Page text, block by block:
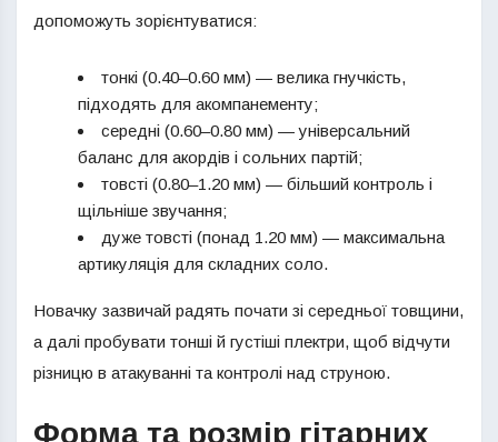
допоможуть зорієнтуватися:
тонкі (0.40–0.60 мм) — велика гнучкість,
підходять для акомпанементу;
середні (0.60–0.80 мм) — універсальний
баланс для акордів і сольних партій;
товсті (0.80–1.20 мм) — більший контроль і
щільніше звучання;
дуже товсті (понад 1.20 мм) — максимальна
артикуляція для складних соло.
Новачку зазвичай радять почати зі середньої товщини,
а далі пробувати тонші й густіші плектри, щоб відчути
різницю в атакуванні та контролі над струною.